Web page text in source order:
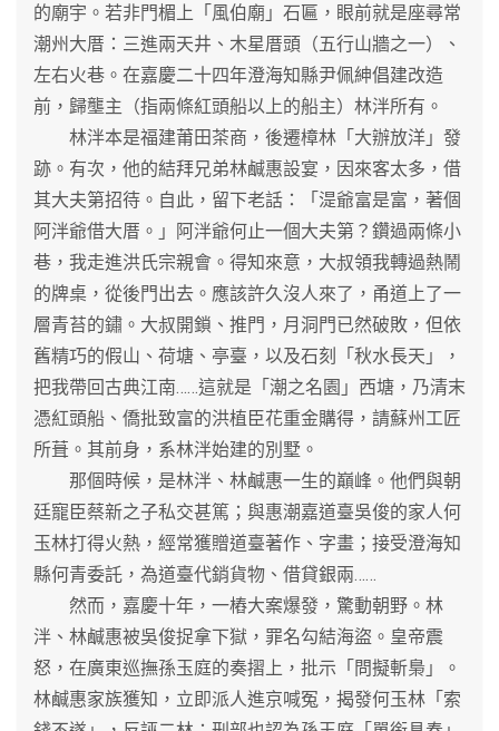
的廟宇。若非門楣上「風伯廟」石匾，眼前就是座尋常
潮州大厝：三進兩天井、木星厝頭（五行山牆之一）、
左右火巷。在嘉慶二十四年澄海知縣尹佩紳倡建改造
前，歸壟主（指兩條紅頭船以上的船主）林泮所有。
林泮本是福建莆田茶商，後遷樟林「大辦放洋」發
跡。有次，他的結拜兄弟林鹹惠設宴，因來客太多，借
其大夫第招待。自此，留下老話：「湜爺富是富，著個
阿泮爺借大厝。」阿泮爺何止一個大夫第？鑽過兩條小
巷，我走進洪氏宗親會。得知來意，大叔領我轉過熱鬧
的牌桌，從後門出去。應該許久沒人來了，甬道上了一
層青苔的鏽。大叔開鎖、推門，月洞門已然破敗，但依
舊精巧的假山、荷塘、亭臺，以及石刻「秋水長天」，
把我帶回古典江南……這就是「潮之名園」西塘，乃清末
憑紅頭船、僑批致富的洪植臣花重金購得，請蘇州工匠
所葺。其前身，系林泮始建的別墅。
那個時候，是林泮、林鹹惠一生的巔峰。他們與朝
廷寵臣蔡新之子私交甚篤；與惠潮嘉道臺吳俊的家人何
玉林打得火熱，經常獲贈道臺著作、字畫；接受澄海知
縣何青委託，為道臺代銷貨物、借貸銀兩……
然而，嘉慶十年，一樁大案爆發，驚動朝野。林
泮、林鹹惠被吳俊捉拿下獄，罪名勾結海盜。皇帝震
怒，在廣東巡撫孫玉庭的奏摺上，批示「問擬斬梟」。
林鹹惠家族獲知，立即派人進京喊冤，揭發何玉林「索